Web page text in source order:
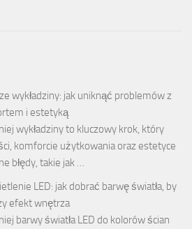
wykładziny: jak uniknąć problemów z
i estetyką
wykładziny to kluczowy krok, który
komforcie użytkowania oraz estetyce
błędy, takie jak …
LED: jak dobrać barwę światła, by
efekt wnętrza
barwy światła LED do kolorów ścian